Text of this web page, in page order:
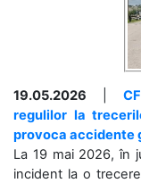
19.05.2026
regulilor la
provoca accidente
La 19 mai 2026, în
incident la o